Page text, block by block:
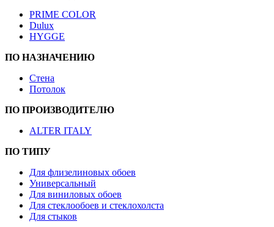
PRIME COLOR
Dulux
HYGGE
ПО НАЗНАЧЕНИЮ
Стена
Потолок
ПО ПРОИЗВОДИТЕЛЮ
ALTER ITALY
ПО ТИПУ
Для флизелиновых обоев
Универсальный
Для виниловых обоев
Для стеклообоев и стеклохолста
Для стыков